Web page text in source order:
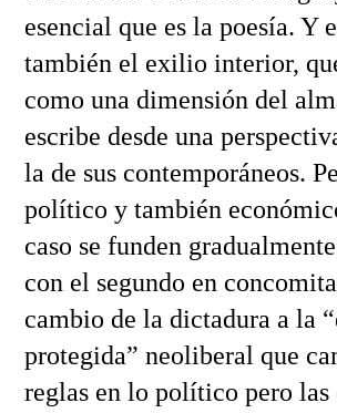
esencial que es la poesía. Y
también el exilio interior,
como una dimensión del
escribe desde una
la de sus contemporáneos.
político y también
caso se funden
con el segundo en
cambio de la dictadura a la
protegida” neoliberal que
reglas en lo político pero las